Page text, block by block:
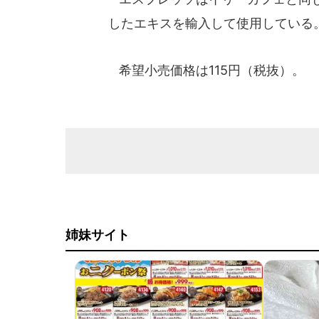
したエキスを輸入して使用している
希望小売価格は115円（税抜）。
姉妹サイト